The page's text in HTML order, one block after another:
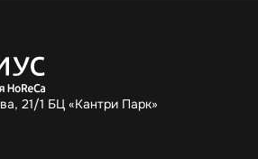
21/1 БЦ «Кантри Парк»